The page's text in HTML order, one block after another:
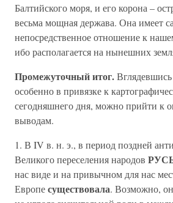
Балтийского моря, и его корона –
весьма мощная держава. Она имеет
непосредственное отношение к
ибо располагается на нынешних
Промежуточный итог.
особенно в привязке к
сегодняшнего дня, можно прийти к
выводам.
1. В IV в. н. э., в период поздней
Великого переселения народов
нас виде и на привычном для нас
Европесуществовала. Возможно,